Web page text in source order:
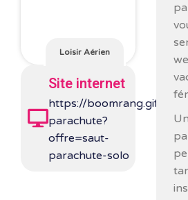
Loisir Aérien
Site internet
https://boomrang.gifts/
parachute?
offre=saut-
parachute-solo